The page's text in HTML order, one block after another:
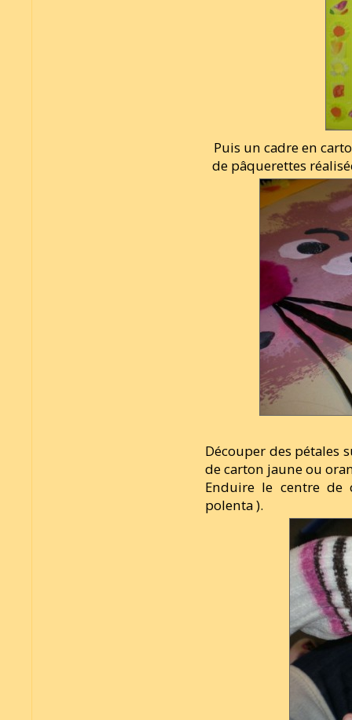
Puis un cadre en
de pâquerettes
Découper des pétales
de carton jaune ou
Enduire le centre de
polenta ).